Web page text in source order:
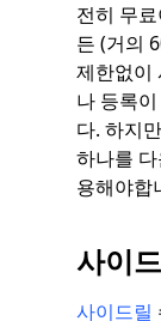
전히 무
든 (거의
제한없이
나 등록
다. 하지
하나를
용해야합
사이
사이드릴